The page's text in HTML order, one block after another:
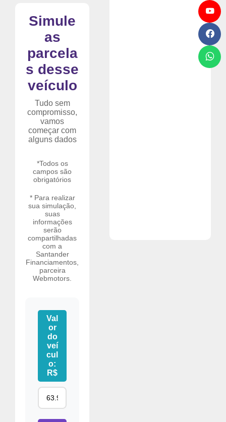
Simule
as
parcela
s desse
veículo
Tudo sem
compromisso,
vamos
começar com
alguns dados
*Todos os
campos são
obrigatórios
* Para realizar
sua simulação,
suas
informações
serão
compartilhadas
com a
Santander
Financiamentos,
parceira
Webmotors.
Val
or
do
veí
cul
o:
R$